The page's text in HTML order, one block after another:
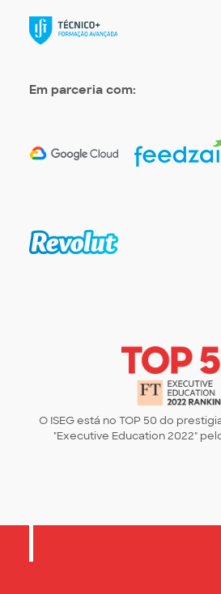
Em parceria com:
O ISEG está no TOP 50 do
"Executive Education 2022"